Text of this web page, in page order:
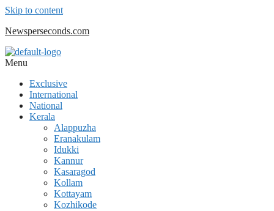
Skip to content
Newsperseconds.com
Menu
Exclusive
International
National
Kerala
Alappuzha
Eranakulam
Idukki
Kannur
Kasaragod
Kollam
Kottayam
Kozhikode